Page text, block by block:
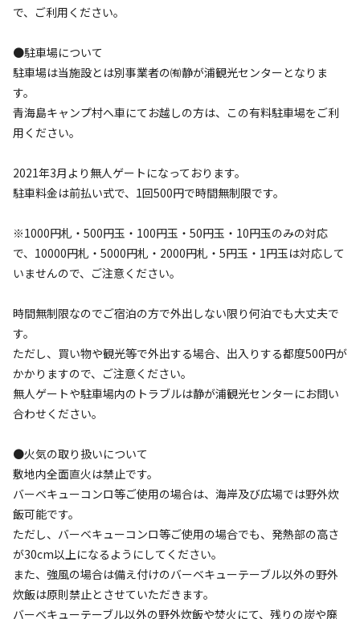
で、ご利用ください。
●駐車場について
駐車場は当施設とは別事業者の㈲静が浦観光センターとなりま
す。
青海島キャンプ村へ車にてお越しの方は、この有料駐車場をご利
用ください。
2021年3月より無人ゲートになっております。
駐車料金は前払い式で、1回500円で時間無制限です。
※1000円札・500円玉・100円玉・50円玉・10円玉のみの対応
で、10000円札・5000円札・2000円札・5円玉・1円玉は対応して
いませんので、ご注意ください。
時間無制限なのでご宿泊の方で外出しない限り何泊でも大丈夫で
す。
ただし、買い物や観光等で外出する場合、出入りする都度500円が
かかりますので、ご注意ください。
無人ゲートや駐車場内のトラブルは静が浦観光センターにお問い
合わせください。
●火気の取り扱いについて
敷地内全面直火は禁止です。
バーベキューコンロ等ご使用の場合は、海岸及び広場では野外炊
飯可能です。
ただし、バーベキューコンロ等ご使用の場合でも、発熱部の高さ
が30cm以上になるようにしてください。
また、強風の場合は備え付けのバーベキューテーブル以外の野外
炊飯は原則禁止とさせていただきます。
バーベキューテーブル以外の野外炊飯や焚火にて、残りの炭や廃
空き状況検索
利用タイプ
宿泊
チェックイン チェックアウト
検索対象
検索
キャンプサイト（12件）
宿泊 区画サイト
【1】ビーチサイト